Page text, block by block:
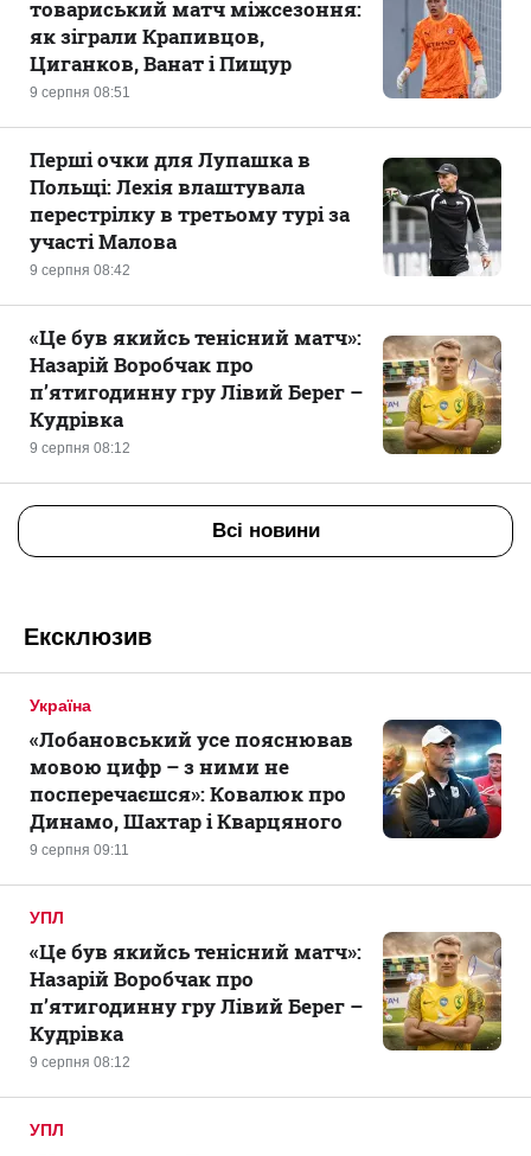
9 серпня 08:51
товариський матч міжсезоння:
як зіграли Крапивцов,
Циганков, Ванат і Пищур
9 серпня 08:42
Перші очки для Лупашка в
Польщі: Лехія влаштувала
перестрілку в третьому турі за
участі Малова
9 серпня 08:12
«Це був якийсь тенісний матч»:
Назарій Воробчак про
п’ятигодинну гру Лівий Берег –
Кудрівка
Всі новини
Ексклюзив
Україна
9 серпня 09:11
«Лобановський усе пояснював
мовою цифр – з ними не
посперечаєшся»: Ковалюк про
Динамо, Шахтар і Кварцяного
УПЛ
9 серпня 08:12
«Це був якийсь тенісний матч»:
Назарій Воробчак про
п’ятигодинну гру Лівий Берег –
Кудрівка
УПЛ